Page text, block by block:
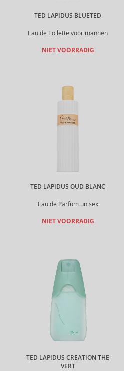
TED LAPIDUS BLUETED
Eau de Toilette voor mannen
NIET VOORRADIG
TED LAPIDUS OUD BLANC
Eau de Parfum unisex
NIET VOORRADIG
TED LAPIDUS CREATION THE
VERT